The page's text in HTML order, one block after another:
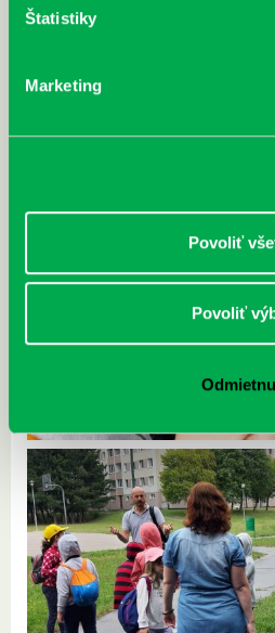
Štatistiky
Marketing
Povoliť
Povoliť